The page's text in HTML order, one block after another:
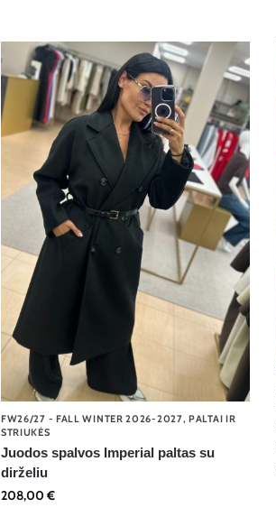
FW26/27 - FALL WINTER 2026-2027,PALTAI IR
STRIUKĖS
Juodos spalvos Imperial paltas su
dirželiu
208,00 €